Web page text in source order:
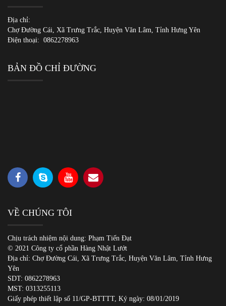
Địa chỉ:
Chợ Đường Cái, Xã Trưng Trắc, Huyện Văn Lâm, Tỉnh Hưng Yên
Điện thoại: 0862278963
BẢN ĐỒ CHỈ ĐƯỜNG
VỀ CHÚNG TÔI
Chịu trách nhiệm nội dung: Phạm Tiến Đạt
© 2021 Công ty cổ phần Hàng Nhật Lướt
Địa chỉ: Chợ Đường Cái, Xã Trưng Trắc, Huyện Văn Lâm, Tỉnh Hưng
Yên
SDT: 0862278963
MST: 0313255113
Giấy phép thiết lập số 11/GP-BTTTT, Ký ngày: 08/01/2019